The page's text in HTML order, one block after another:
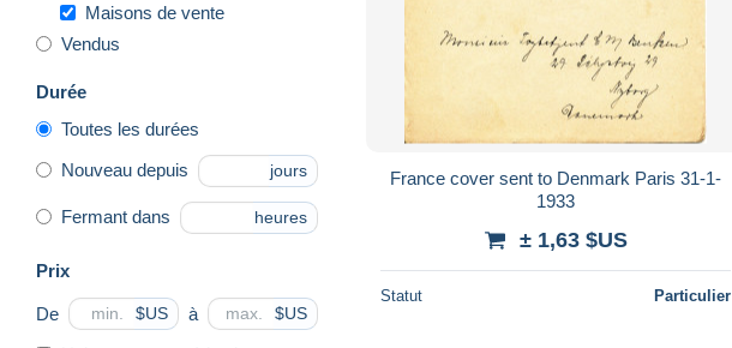
Maisons de vente
Vendus
Durée
Toutes les durées
Nouveau depuis jours
Fermant dans heures
Prix
De $US à $US
France cover sent to Denmark Paris 31-1-
1933
± 1,63 $US
Statut Particulier